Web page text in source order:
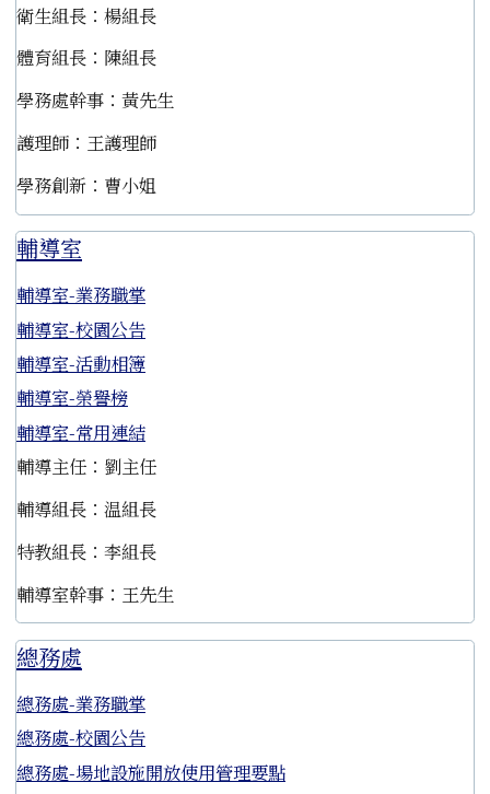
衛生組長：楊組長
體育組長：陳組長
學務處幹事：黃先生
護理師：王護理師
學務創新：曹小姐
輔導室
輔導室-業務職掌
輔導室-校園公告
輔導室-活動相簿
輔導室-榮譽榜
輔導室-常用連結
輔導主任：劉主任
輔導組長：温組長
特教組長：李組長
輔導室幹事：王先生
總務處
總務處-業務職掌
總務處-校園公告
總務處-場地設施開放使用管理要點